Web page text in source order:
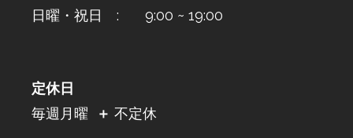
日曜・祝日 : 9:00 ~ 19:00
定休日
毎週月曜
＋ 不定休